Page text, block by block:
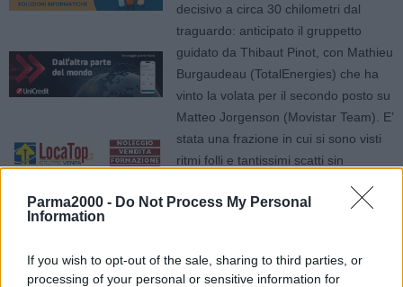
Parma2000 - Do Not Process My Personal
Information
If you wish to opt-out of the sale, sharing to third parties, or
processing of your personal or sensitive information for
decisivo a circa 30 chilometri dal
traguardo: anticipato il gruppetto
guidato da Thibaut Pinot, con Mathieu
Burgaudeau (TotalEnergies) che ha
vinto la volata per il secondo posto su
Matteo Jorgenson (Movistar Team). E’
stata una frazione in cui si sono visti
ritmi folli e tantissimi scatti sin
chilometri per far sì che la fuga di
invece per quanto riguarda la maglia